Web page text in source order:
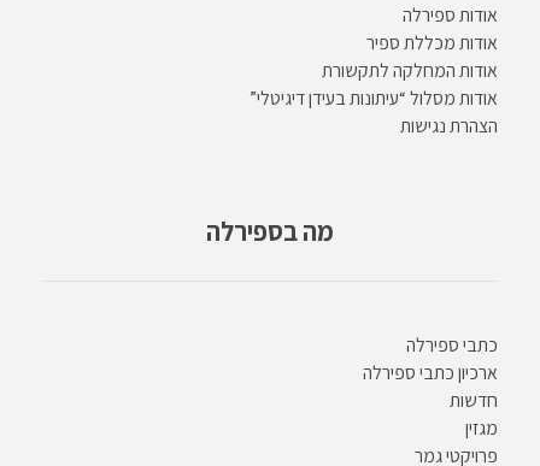
אודות ספירלה
אודות מכללת ספיר
אודות המחלקה לתקשורת
אודות מסלול “עיתונות בעידן דיגיטלי”
הצהרת נגישות
מה בספירלה
כתבי ספירלה
ארכיון כתבי ספירלה
חדשות
מגזין
פרויקטי גמר